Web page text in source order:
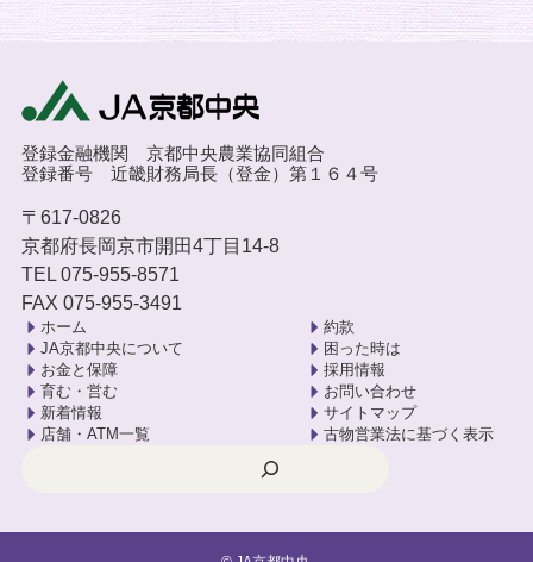
登録金融機関 京都中央農業協同組合
登録番号 近畿財務局長（登金）第１６４号
〒617-0826
京都府長岡京市開田4丁目14-8
TEL 075-955-8571
FAX 075-955-3491
ホーム
JA京都中央について
お金と保障
育む・営む
新着情報
店舗・ATM一覧
約款
困った時は
採用情報
お問い合わせ
サイトマップ
古物営業法に基づく表示